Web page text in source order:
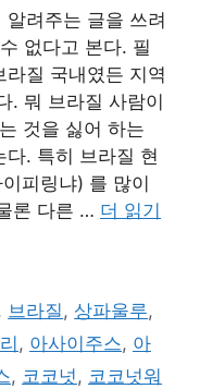
려주는 글을 쓰려
없다고 본다. 필
질 국내였든 지역
. 뭐 브라질 사람이
것을 싫어 하는
다. 특히 브라질 현
피링냐) 를 많이
론 다른 … 더 읽기
브라질, 상파울루,
, 아사이주스, 아
, 코코넛, 코코넛워